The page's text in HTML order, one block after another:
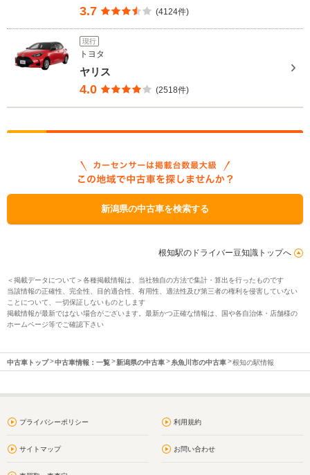
3.7 (4124件)
現行
トヨタ
ヤリス
4.0 (2518件)
新潟県の中古車を検索する
根知駅のドライバー豆知識トップへ
＜掲載データについて＞各種掲載情報は、当社独自の方法で集計・算出を行ったものです
当該情報の正確性、完全性、目的適合性、有用性、適法性及び第三者の権利を侵害していない
ことについて、一切保証しないものとします
掲載情報が最新ではない場合がございます。最新かつ正確な情報は、国や各自治体・店舗様の
ホームページ等でご確認下さい
中古車トップ 中古車情報：一覧 新潟県の中古車 糸魚川市の中古車 根知の駅情報
プライバシーポリシー 利用規約
サイトマップ お問い合わせ